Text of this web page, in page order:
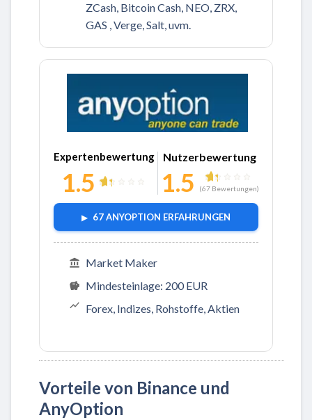
ZCash, Bitcoin Cash, NEO, ZRX,
GAS , Verge, Salt, uvm.
Expertenbewertung
1.5
Nutzerbewertung
1.5 (67Bewertungen)
67 ANYOPTION ERFAHRUNGEN
Market Maker
Mindesteinlage: 200 EUR
Forex, Indizes, Rohstoffe, Aktien
Vorteile von Binance und
AnyOption